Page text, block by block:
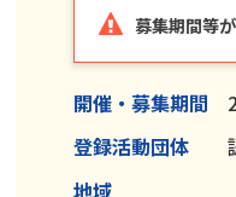
募集期間等
開催・募集期間
登録活動団体
地域